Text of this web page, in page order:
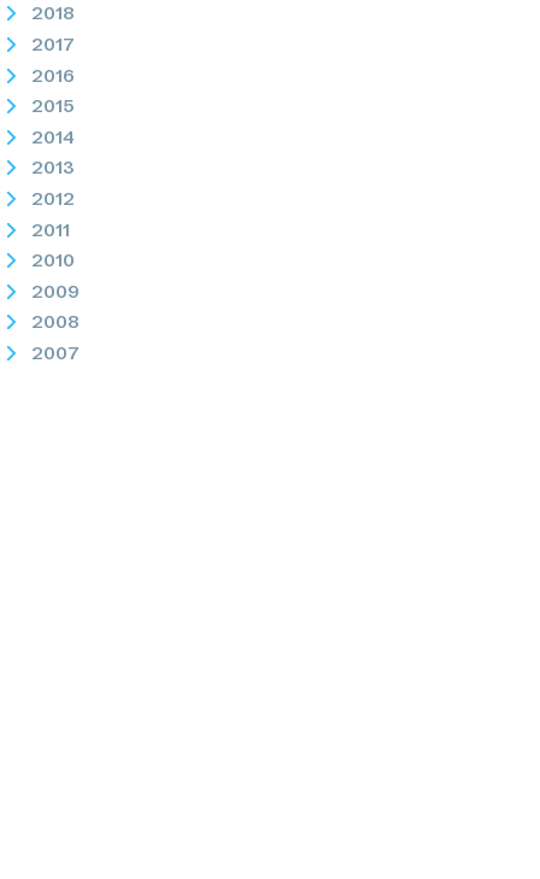
2018
2017
2016
2015
2014
2013
2012
2011
2010
2009
2008
2007